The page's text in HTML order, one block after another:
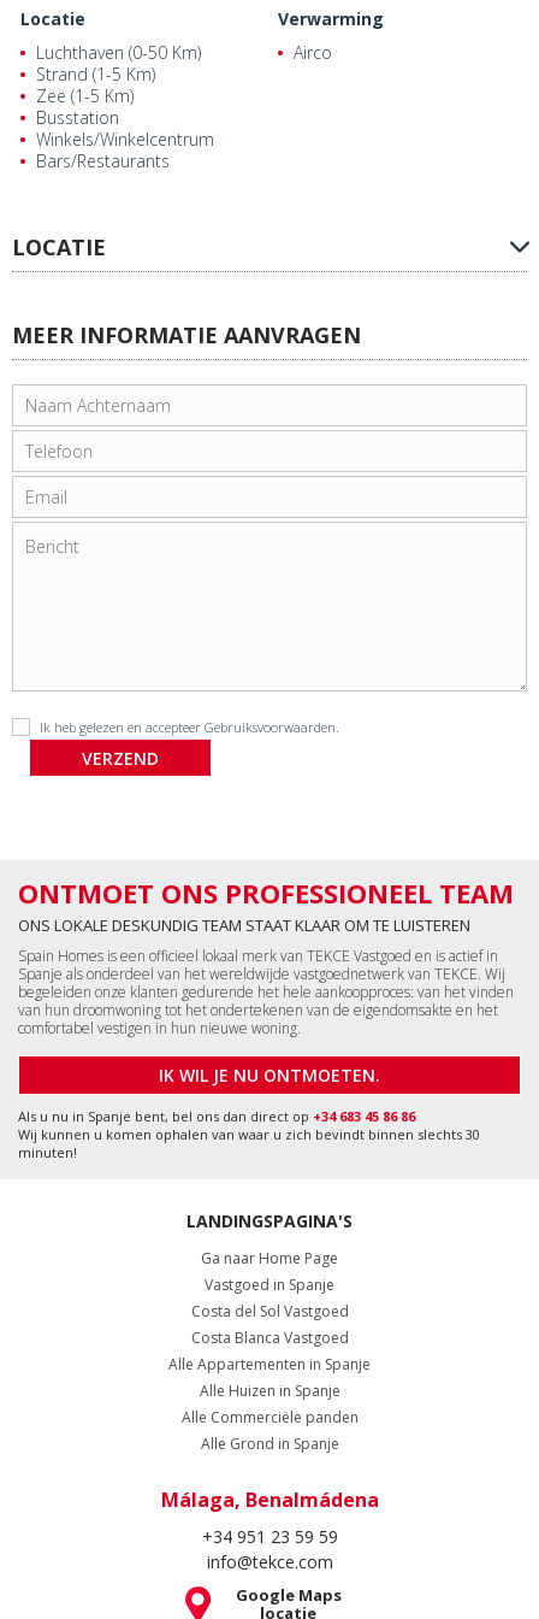
Locatie
Luchthaven (0-50 Km)
Strand (1-5 Km)
Zee (1-5 Km)
Busstation
Winkels/Winkelcentrum
Bars/Restaurants
Verwarming
Airco
LOCATIE
MEER INFORMATIE AANVRAGEN
Ik heb gelezen en accepteer Gebruiksvoorwaarden.
ONTMOET ONS PROFESSIONEEL TEAM
ONS LOKALE DESKUNDIG TEAM STAAT KLAAR OM TE LUISTEREN
Spain Homes is een officieel lokaal merk van TEKCE Vastgoed en is actief in
Spanje als onderdeel van het wereldwijde vastgoednetwerk van TEKCE. Wij
begeleiden onze klanten gedurende het hele aankoopproces: van het vinden
van hun droomwoning tot het ondertekenen van de eigendomsakte en het
comfortabel vestigen in hun nieuwe woning.
IK WIL JE NU ONTMOETEN.
Als u nu in Spanje bent, bel ons dan direct op +34 683 45 86 86
Wij kunnen u komen ophalen van waar u zich bevindt binnen slechts 30
minuten!
LANDINGSPAGINA'S
Ga naar Home Page
Vastgoed in Spanje
Costa del Sol Vastgoed
Costa Blanca Vastgoed
Alle Appartementen in Spanje
Alle Huizen in Spanje
Alle Commerciële panden
Alle Grond in Spanje
Málaga, Benalmádena
+34 951 23 59 59
info@tekce.com
Google Maps
locatie